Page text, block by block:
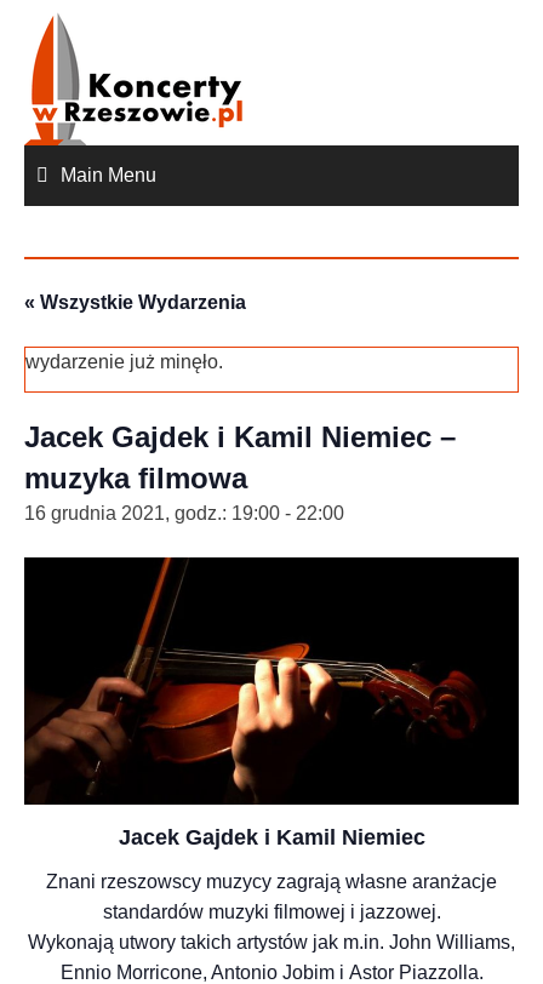
content
Main Menu
« Wszystkie Wydarzenia
wydarzenie już minęło.
Jacek Gajdek i Kamil Niemiec –
muzyka filmowa
16 grudnia 2021, godz.: 19:00 - 22:00
Jacek Gajdek i Kamil Niemiec
Znani rzeszowscy muzycy zagrają własne aranżacje
standardów muzyki filmowej i jazzowej.
Wykonają utwory takich artystów jak m.in. John Williams,
Ennio Morricone, Antonio Jobim i Astor Piazzolla.